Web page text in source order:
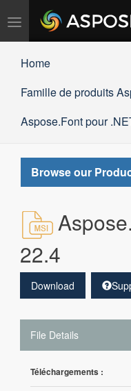
Basculer
Home
Famille de produits
Aspose.Font pour
Browse our
22.4
Download
File Details
Téléchargements :